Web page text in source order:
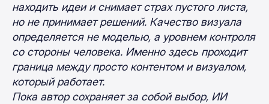
находить идеи и снимает страх пустого листа,
но не принимает решений. Качество визуала
определяется не моделью, а уровнем контроля
со стороны человека. Именно здесь проходит
граница между просто контентом и визуалом,
который работает.
Пока автор сохраняет за собой выбор, ИИ